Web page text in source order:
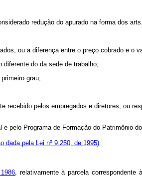
redução do apurado na forma dos
ou a diferença entre o preço cobrado e o
do da sede de trabalho;
grau;
recebido pelos empregados e diretores, ou
pelo Programa de Formação do Patrimônio
dada pela Lei nº 9.250, de 1995)
, relativamente à parcela correspondente